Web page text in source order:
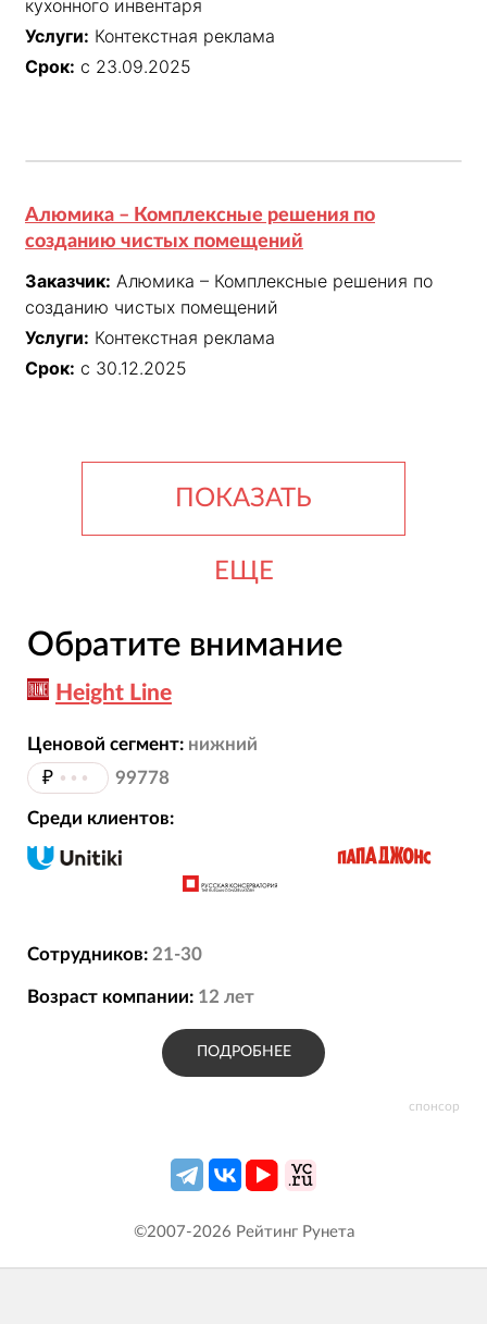
кухонного инвентаря
Услуги: Контекстная реклама
Срок: с 23.09.2025
Алюмика – Комплексные решения по
созданию чистых помещений
Заказчик: Алюмика – Комплексные решения по
созданию чистых помещений
Услуги: Контекстная реклама
Срок: с 30.12.2025
ПОКАЗАТЬ
ЕЩЕ
спонсор
Обратите внимание
Height Line
Ценовой сегмент: нижний
₽ ••• 99778
Среди клиентов:
Сотрудников: 21-30
Возраст компании: 12 лет
ПОДРОБНЕЕ
©2007-2026 Рейтинг Рунета